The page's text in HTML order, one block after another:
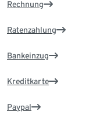
Rechnung
Ratenzahlung
Bankeinzug
Kreditkarte
Paypal